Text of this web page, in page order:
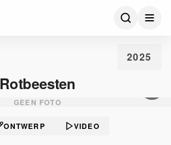
2025
Rotbeesten
GEEN FOTO
ONTWERP VIDEO